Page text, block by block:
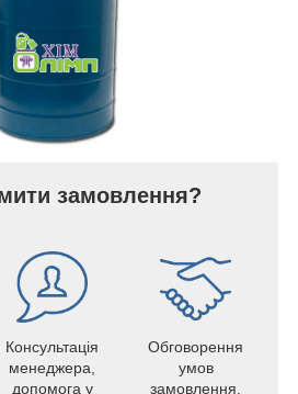
замовлення?
Консультація
менеджера,
допомога у
Обговорення
умов
замовлення,